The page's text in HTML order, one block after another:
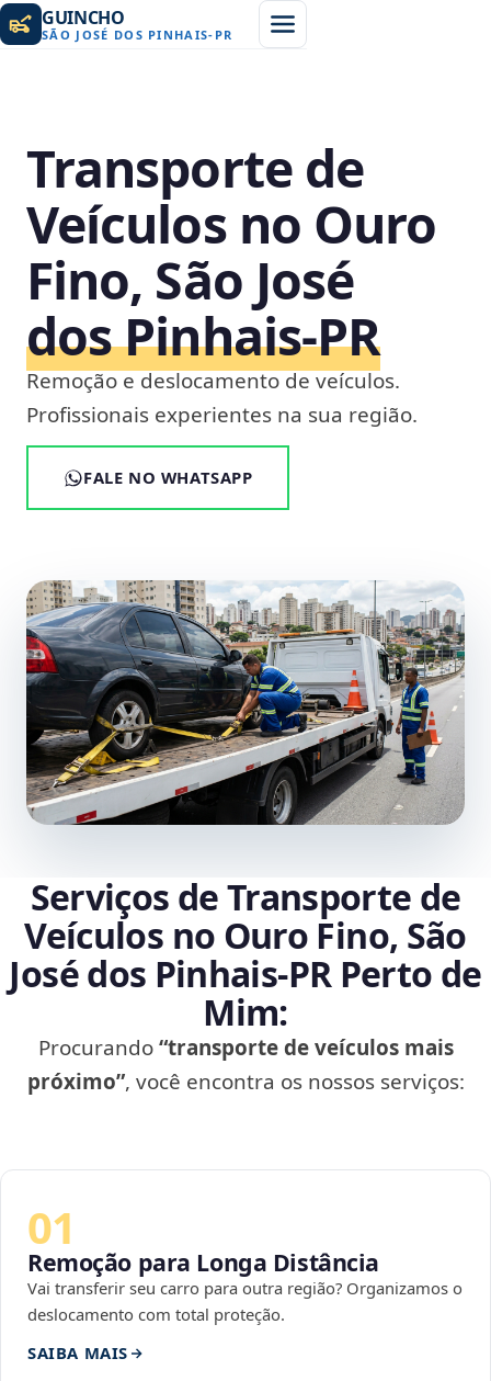
GUINCHO
SÃO JOSÉ DOS PINHAIS- PR
Transporte de
Veículos no Ouro
Fino, São José
dos Pinhais‑PR
Remoção e deslocamento de veículos.
Profissionais experientes na sua região.
FALE NO WHATSAPP
Serviços de Transporte de
Veículos no Ouro Fino, São
José dos Pinhais‑PR Perto de
Mim:
Procurando“transporte de veículos mais
próximo”, você encontra os nossos serviços:
01
Remoção para Longa Distância
Vai transferir seu carro para outra região? Organizamos o
deslocamento com total proteção.
SAIBA MAIS